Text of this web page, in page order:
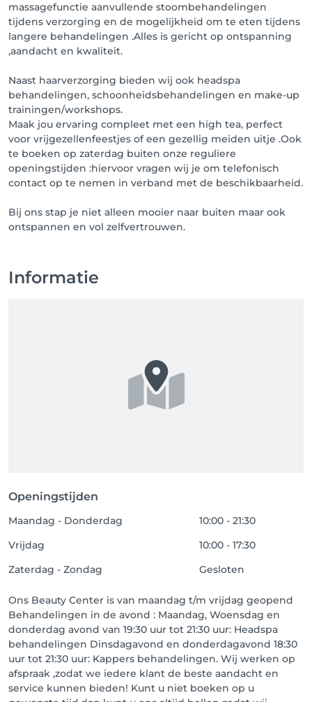
massagefunctie aanvullende stoombehandelingen
tijdens verzorging en de mogelijkheid om te eten tijdens
langere behandelingen .Alles is gericht op ontspanning
,aandacht en kwaliteit.
Naast haarverzorging bieden wij ook headspa
behandelingen, schoonheidsbehandelingen en make-up
trainingen/workshops.
Maak jou ervaring compleet met een high tea, perfect
voor vrijgezellenfeestjes of een gezellig meiden uitje .Ook
te boeken op zaterdag buiten onze reguliere
openingstijden :hiervoor vragen wij je om telefonisch
contact op te nemen in verband met de beschikbaarheid.
Bij ons stap je niet alleen mooier naar buiten maar ook
ontspannen en vol zelfvertrouwen.
Informatie
Openingstijden
Maandag - Donderdag
10:00 - 21:30
Vrijdag
10:00 - 17:30
Zaterdag - Zondag
Gesloten
Ons Beauty Center is van maandag t/m vrijdag geopend
Behandelingen in de avond : Maandag, Woensdag en
donderdag avond van 19:30 uur tot 21:30 uur: Headspa
behandelingen Dinsdagavond en donderdagavond 18:30
uur tot 21:30 uur: Kappers behandelingen. Wij werken op
afspraak ,zodat we iedere klant de beste aandacht en
service kunnen bieden! Kunt u niet boeken op u